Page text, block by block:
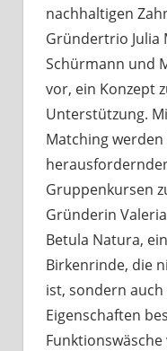
nachhaltigen
Gründertrio Julia
Schürmann und
vor, ein Konzept
Unterstützung.
Matching
Gruppenkursen
Gründerin
Betula Natura,
Birkenrinde, die
ist, sondern
Eigenschaften